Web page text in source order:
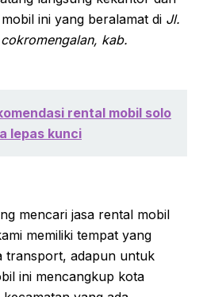
ini yang beralamat di Jl.
kab.
rental mobil solo
lepas kunci
mencari jasa rental mobil
memiliki tempat yang
transport, adapun untuk
ini mencangkup kota